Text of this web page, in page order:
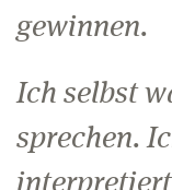
gewinnen.
Ich selbst
sprechen.